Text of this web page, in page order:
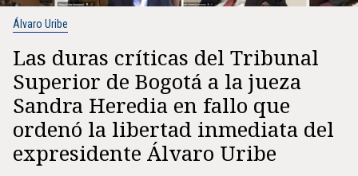
Álvaro Uribe
Las duras críticas del Tribunal
Superior de Bogotá a la jueza
Sandra Heredia en fallo que
ordenó la libertad inmediata del
expresidente Álvaro Uribe